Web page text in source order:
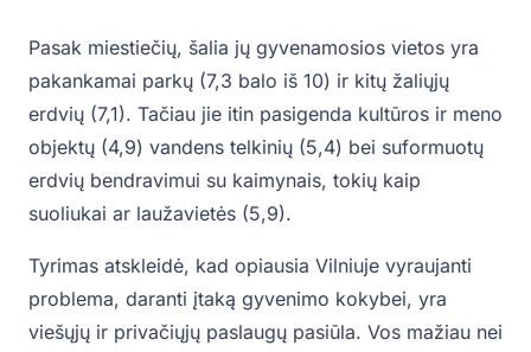
Pasak miestiečių, šalia jų gyvenamosios vietos yra
pakankamai parkų (7,3 balo iš 10) ir kitų žaliųjų
erdvių (7,1). Tačiau jie itin pasigenda kultūros ir meno
objektų (4,9) vandens telkinių (5,4) bei suformuotų
erdvių bendravimui su kaimynais, tokių kaip
suoliukai ar laužavietės (5,9).
Tyrimas atskleidė, kad opiausia Vilniuje vyraujanti
problema, daranti įtaką gyvenimo kokybei, yra
viešųjų ir privačiųjų paslaugų pasiūla. Vos mažiau nei